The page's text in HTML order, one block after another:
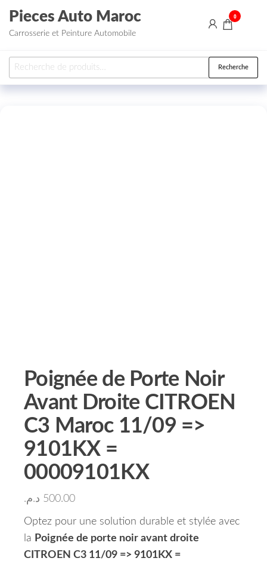
Aller au contenu
Pieces Auto Maroc
Carrosserie et Peinture Automobile
0
Recherche pour : Recherche
Poignée de Porte Noir
Avant Droite CITROEN
C3 Maroc 11/09 =>
9101KX =
00009101KX
500.00 د.م.
Optez pour une solution durable et stylée avec
la Poignée de porte noir avant droite
CITROEN C3 11/09 => 9101KX =